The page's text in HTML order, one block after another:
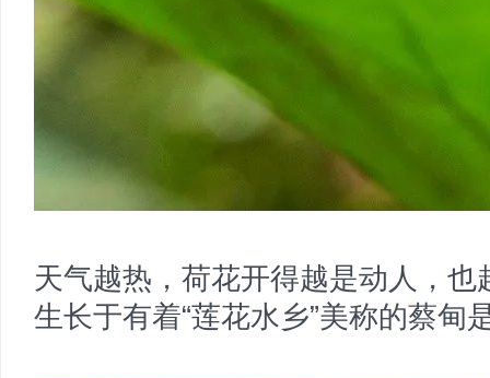
天气越热，荷花开得越是动人，
生长于有着“莲花水乡”美称的蔡甸